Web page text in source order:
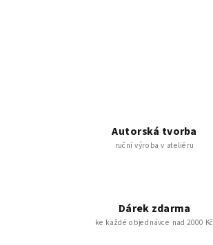
Autorská tvorba
ruční výroba v ateliéru
Dárek zdarma
ke každé objednávce nad 2000 Kč